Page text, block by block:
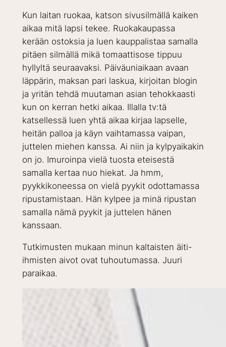
Kun laitan ruokaa, katson sivusilmällä kaiken
aikaa mitä lapsi tekee. Ruokakaupassa
kerään ostoksia ja luen kauppalistaa samalla
pitäen silmällä mikä tomaattisose tippuu
hyllyltä seuraavaksi. Päiväuniaikaan avaan
läppärin, maksan pari laskua, kirjoitan blogin
ja yritän tehdä muutaman asian tehokkaasti
kun on kerran hetki aikaa. Illalla tv:tä
katsellessä luen yhtä aikaa kirjaa lapselle,
heitän palloa ja käyn vaihtamassa vaipan,
juttelen miehen kanssa. Ai niin ja kylpyaikakin
on jo. Imuroinpa vielä tuosta eteisestä
samalla kertaa nuo hiekat. Ja hmm,
pyykkikoneessa on vielä pyykit odottamassa
ripustamistaan. Hän kylpee ja minä ripustan
samalla nämä pyykit ja juttelen hänen
kanssaan.
Tutkimusten mukaan minun kaltaisten äiti-
ihmisten aivot ovat tuhoutumassa. Juuri
paraikaa.